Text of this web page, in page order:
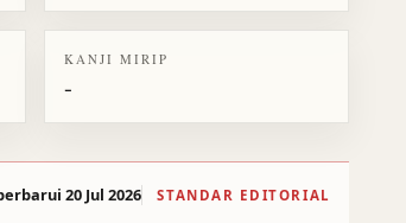
KANJI MIRIP
-
20 Jul 2026 STANDAR EDITORIAL